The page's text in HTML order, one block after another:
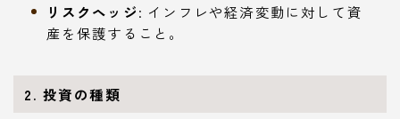
リスクヘッジ: インフレや経済変動に対して資
産を保護すること。
2. 投資の種類